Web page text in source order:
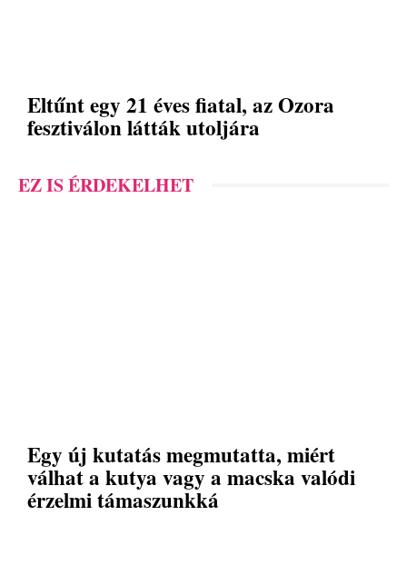
Eltűnt egy 21 éves fiatal, az Ozora
fesztiválon látták utoljára
EZ IS ÉRDEKELHET
Egy új kutatás megmutatta, miért
válhat a kutya vagy a macska valódi
érzelmi támaszunkká